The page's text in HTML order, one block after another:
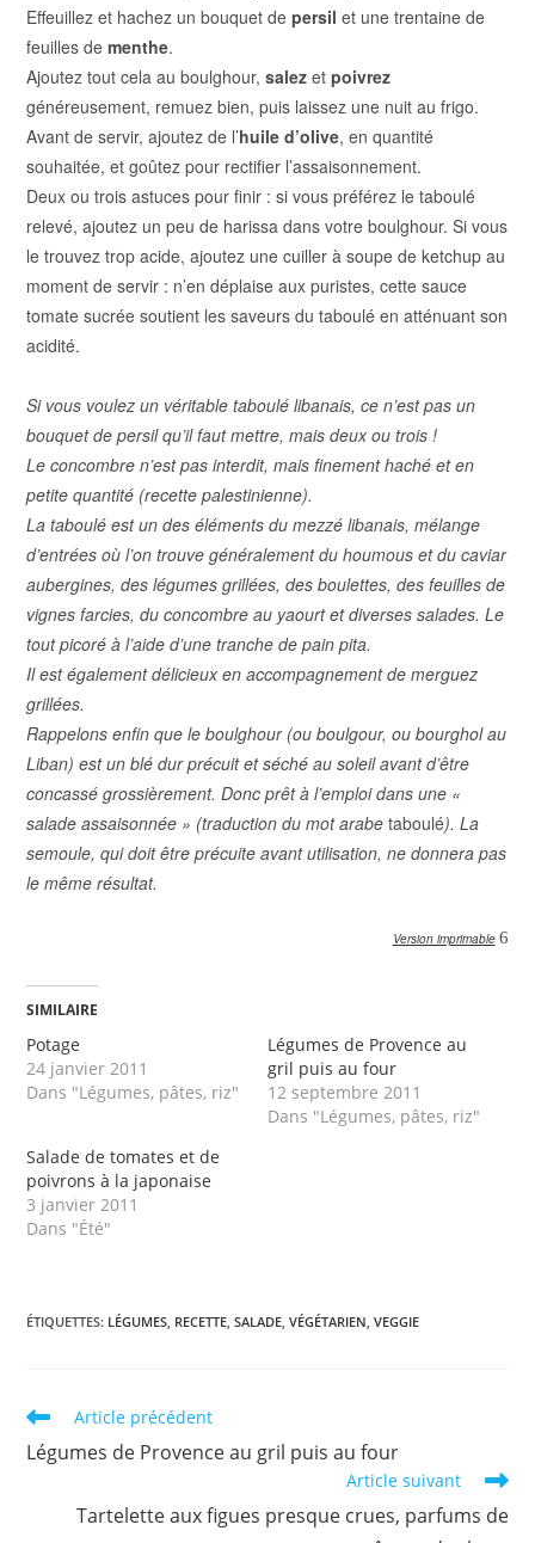
Effeuillez et hachez un bouquet depersilet une trentaine de
feuilles dementhe.
Ajoutez tout cela au boulghour,salezetpoivrez
généreusement, remuez bien, puis laissez une nuit au frigo.
Avant de servir, ajoutez de l’huile d’olive, en quantité
souhaitée, et goûtez pour rectifier l’assaisonnement.
Deux ou trois astuces pour finir : si vous préférez le taboulé
relevé, ajoutez un peu de harissa dans votre boulghour. Si vous
le trouvez trop acide, ajoutez une cuiller à soupe de ketchup au
moment de servir : n’en déplaise aux puristes, cette sauce
tomate sucrée soutient les saveurs du taboulé en atténuant son
acidité.
Si vous voulez un véritable taboulé libanais, ce n’est pas un
bouquet de persil qu’il faut mettre, mais deux ou trois !
Le concombre n’est pas interdit, mais finement haché et en
petite quantité (recette palestinienne).
La taboulé est un des éléments du mezzé libanais, mélange
d’entrées où l’on trouve généralement du houmous et du caviar
aubergines, des légumes grillées, des boulettes, des feuilles de
vignes farcies, du concombre au yaourt et diverses salades. Le
tout picoré à l’aide d’une tranche de pain pita.
Il est également délicieux en accompagnement de merguez
grillées.
Rappelons enfin que le boulghour (ou boulgour, ou bourghol au
Liban) est un blé dur précuit et séché au soleil avant d’être
concassé grossièrement. Donc prêt à l’emploi dans une «
salade assaisonnée » (traduction du mot arabetaboulé). La
semoule, qui doit être précuite avant utilisation, ne donnera pas
le même résultat.
Version imprimable 6
SIMILAIRE
Potage
24 janvier 2011
Dans "Légumes, pâtes, riz"
Légumes de Provence au
gril puis au four
12 septembre 2011
Dans "Légumes, pâtes, riz"
Salade de tomates et de
poivrons à la japonaise
3 janvier 2011
Dans "Été"
ÉTIQUETTES: LÉGUMES, RECETTE, SALADE, VÉGÉTARIEN, VEGGIE
Read
more
articles
Article précédent
Légumes de Provence au gril puis au four
Article suivant
Tartelette aux figues presque crues, parfums de